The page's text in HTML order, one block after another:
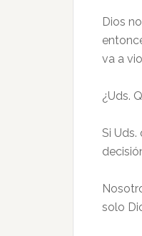
Dios
va a
¿Uds.
Si
solo